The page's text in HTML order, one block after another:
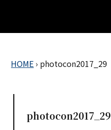
HOME › photocon2017_29
photocon2017_29